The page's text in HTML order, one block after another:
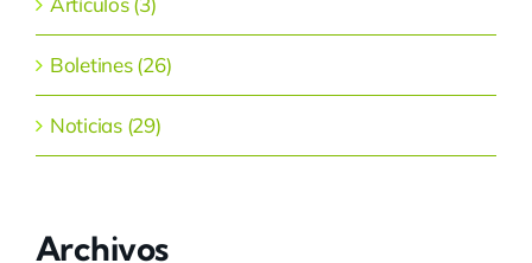
Boletines (26)
Noticias (29)
Archivos